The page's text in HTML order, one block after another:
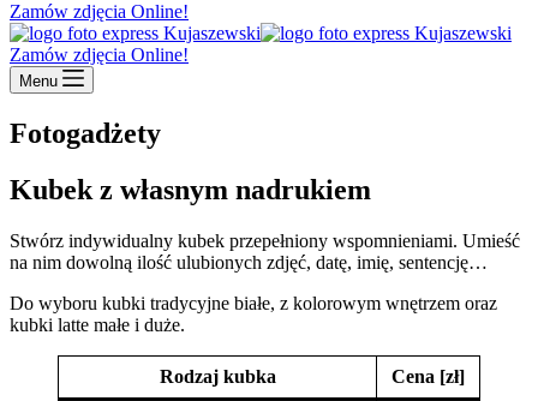
Zamów zdjęcia Online!
Zamów zdjęcia Online!
Menu
Fotogadżety
Kubek z własnym nadrukiem
Stwórz indywidualny kubek przepełniony wspomnieniami. Umieść
na nim dowolną ilość ulubionych zdjęć, datę, imię, sentencję…
Do wyboru kubki tradycyjne białe, z kolorowym wnętrzem oraz
kubki latte małe i duże.
Rodzaj kubka Cena [zł]